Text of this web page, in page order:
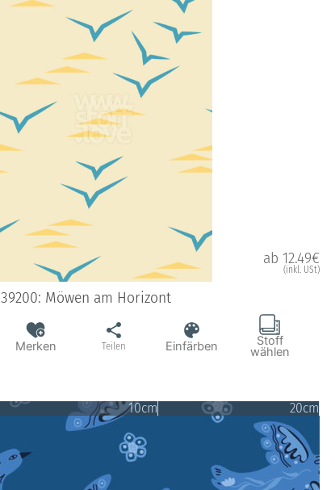
ab 12.49€
(inkl. USt)
39200: Möwen am Horizont
Merken Teilen Einfärben Stoff
wählen
10cm 20cm